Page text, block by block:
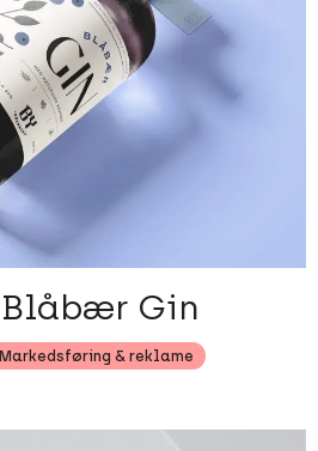
Blåbær Gin
Markedsføring & reklame